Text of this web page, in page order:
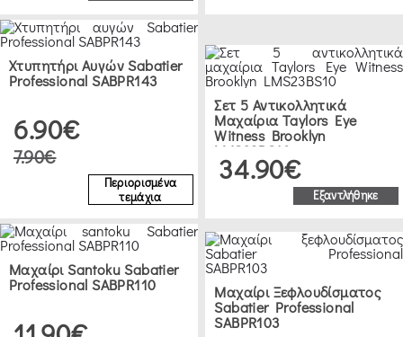
Χτυπητήρι Αυγών Sabatier
Professional SABPR143
6.90€
7.90€
Περιορισμένα
τεμάχια
Σετ 5 Αντικολλητικά
Μαχαίρια Taylors Eye
Witness Brooklyn
LMS23BS10
34.90€
Εξαντλήθηκε
Μαχαίρι Santoku Sabatier
Professional SABPR110
Μαχαίρι Ξεφλουδίσματος
Sabatier Professional
SABPR103